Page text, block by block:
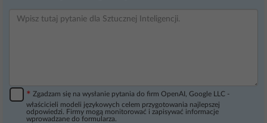
* Zgadzam się na wysłanie pytania do firm OpenAI, Google LLC -
właścicieli modeli językowych celem przygotowania najlepszej
odpowiedzi. Firmy mogą monitorować i zapisywać informacje
wprowadzane do formularza.